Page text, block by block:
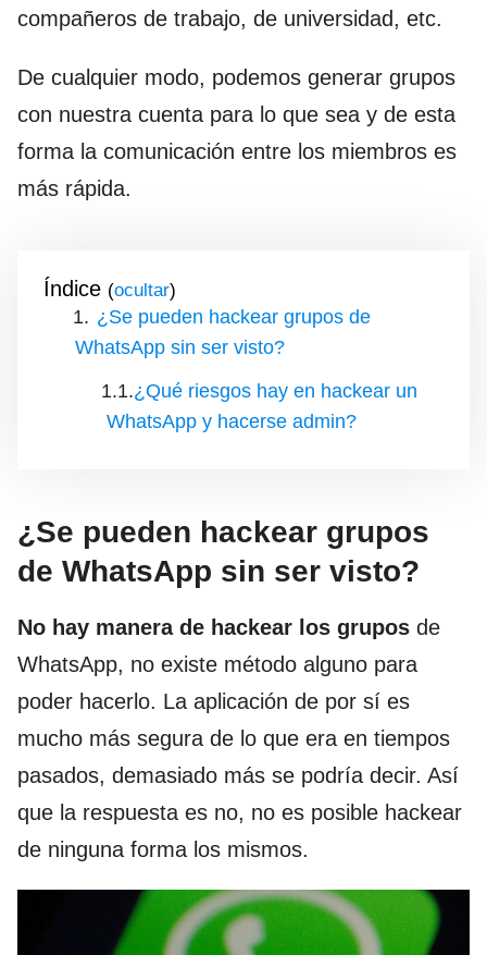
compañeros de trabajo, de universidad, etc.
De cualquier modo, podemos generar grupos
con nuestra cuenta para lo que sea y de esta
forma la comunicación entre los miembros es
más rápida.
Índice ( )
¿Se pueden hackear grupos de
WhatsApp sin ser visto?
¿Qué riesgos hay en hackear un
WhatsApp y hacerse admin?
¿Se pueden hackear grupos
de WhatsApp sin ser visto?
No hay manera de hackear los grupos de
WhatsApp, no existe método alguno para
poder hacerlo. La aplicación de por sí es
mucho más segura de lo que era en tiempos
pasados, demasiado más se podría decir. Así
que la respuesta es no, no es posible hackear
de ninguna forma los mismos.